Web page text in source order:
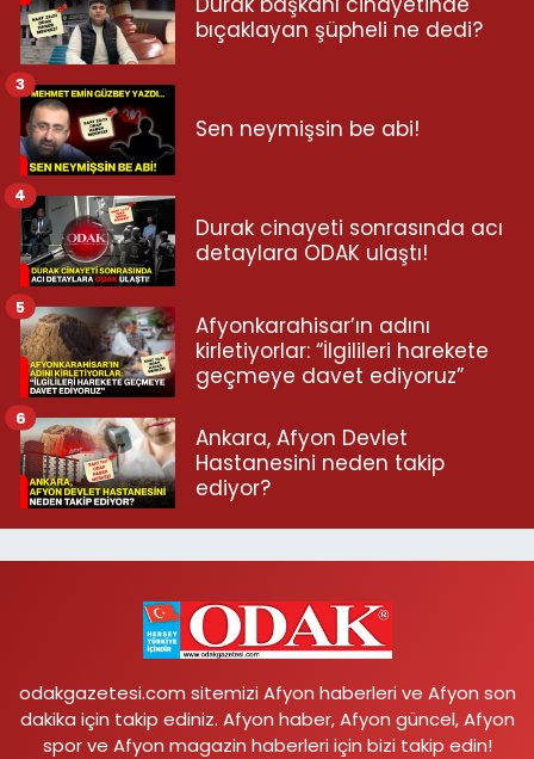
bıçaklayan şüpheli ne dedi?
Sen neymişsin be abi!
3
Durak cinayeti sonrasında acı
detaylara ODAK ulaştı!
4
Afyonkarahisar’ın adını
kirletiyorlar: “İlgilileri harekete
geçmeye davet ediyoruz”
5
Ankara, Afyon Devlet
Hastanesini neden takip
ediyor?
6
odakgazetesi.com sitemizi Afyon haberleri ve Afyon son
dakika için takip ediniz. Afyon haber, Afyon güncel, Afyon
spor ve Afyon magazin haberleri için bizi takip edin!